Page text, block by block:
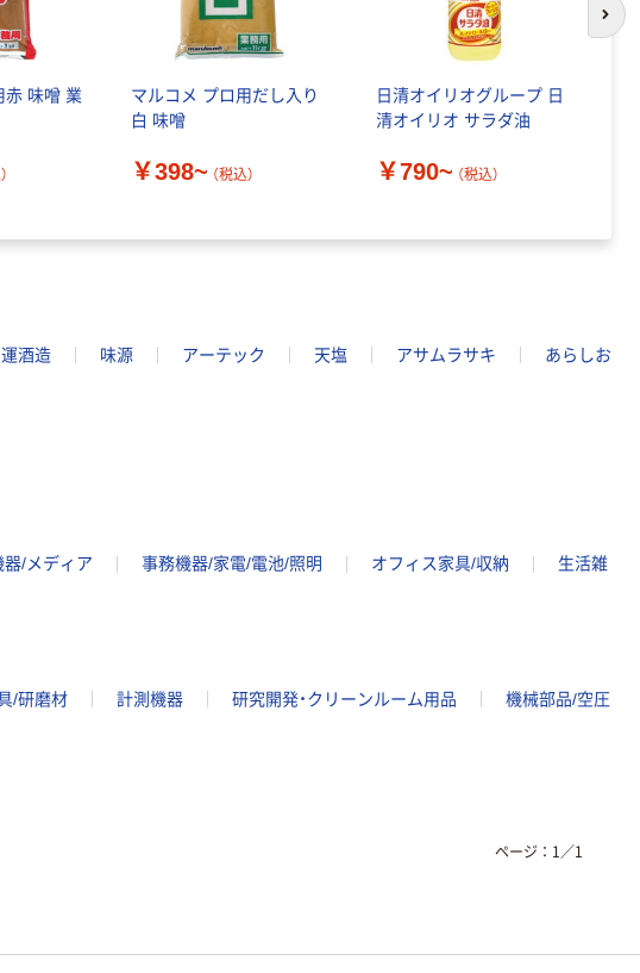
赤 味噌 業
マルコメ プロ用だし入り
白 味噌
￥398~ （税込）
日清オイリオグループ 日
清オイリオ サラダ油
￥790~ （税込）
次
酒造 味源 アーテック 天塩 アサムラサキ あらしお
/メディア 事務機器/家電/電池/照明 オフィス家具/収納
生活雑
/研磨材 計測機器 研究開発・クリーンルーム用品
機械部品/空圧
ページ： 1 ／1